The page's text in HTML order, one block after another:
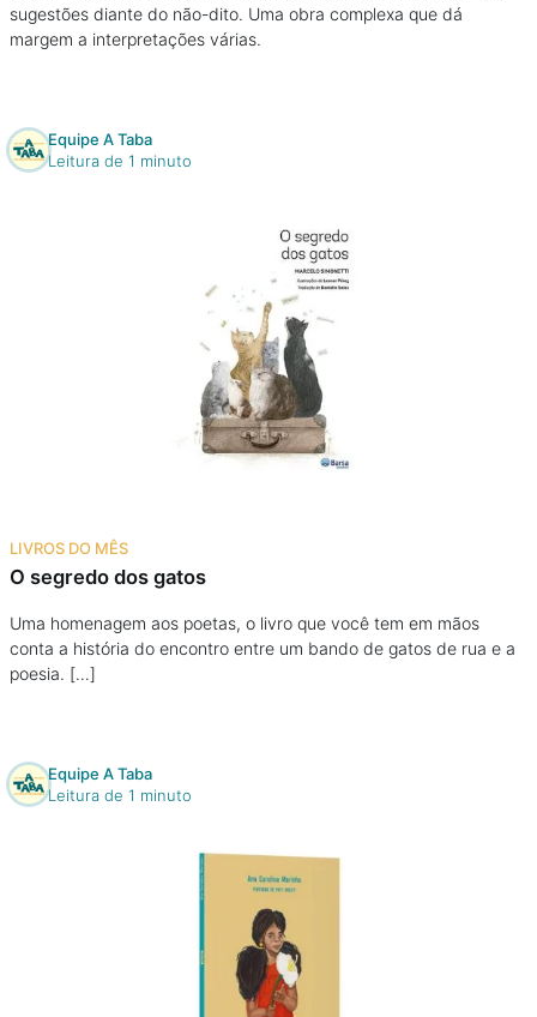
sugestões diante do não-dito. Uma obra complexa que dá
margem a interpretações várias.
Equipe A Taba
Leitura de 1 minuto
LIVROS DO MÊS
O segredo dos gatos
Uma homenagem aos poetas, o livro que você tem em mãos
conta a história do encontro entre um bando de gatos de rua e a
poesia. […]
Equipe A Taba
Leitura de 1 minuto